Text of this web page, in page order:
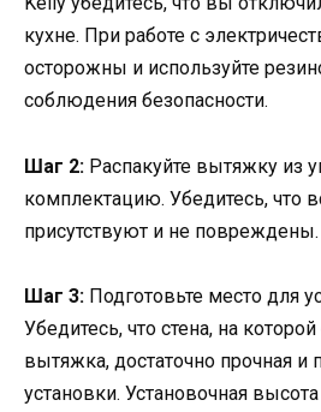
кухне. При работе с
осторожны и используйте
соблюдения безопасности.
Шаг 2: Распакуйте вытяжку из
комплектацию. Убедитесь, что
присутствуют и не повреждены.
Шаг 3: Подготовьте место для
Убедитесь, что стена, на
вытяжка, достаточно прочная и
установки. Установочная